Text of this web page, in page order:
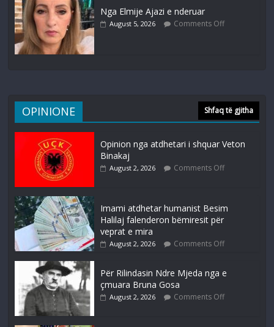
Nga Elmije Ajazi e nderuar
August 5, 2026 Comments Off
OPINIONE Shfaq të gjitha
Opinion nga atdhetari i shquar Veton
Binakaj
August 2, 2026 Comments Off
Imami atdhetar humanist Besim
Halilaj falenderon bëmiresit për
veprat e mira
August 2, 2026 Comments Off
Për Rilindasin Ndre Mjeda nga e
çmuara Bruna Gosa
August 2, 2026 Comments Off